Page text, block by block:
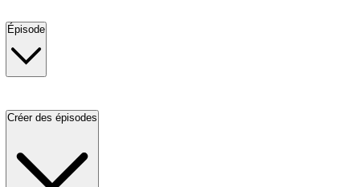
Épisode
Créer des épisodes